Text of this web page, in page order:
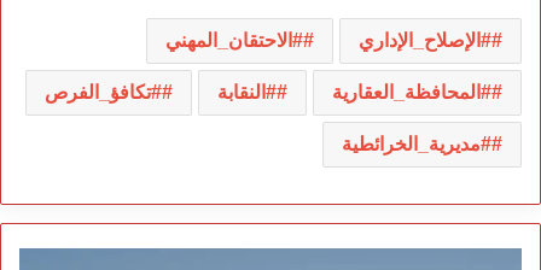
#الإصلاح_الإداري #الاحتقان_المهني
#المحافظة_العقارية #النقابة #تكافؤ_الفرص
#مديرية_الخرائطية
تفكيك